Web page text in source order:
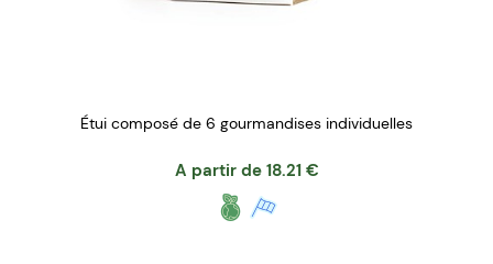
Étui composé de 6 gourmandises individuelles
A partir de 18.21 €